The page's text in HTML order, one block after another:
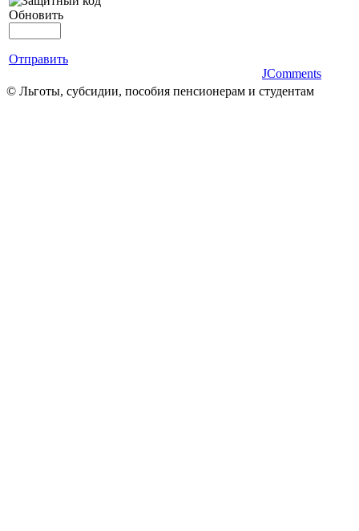
Обновить
Отправить
JComments
© Льготы, субсидии, пособия пенсионерам и студентам